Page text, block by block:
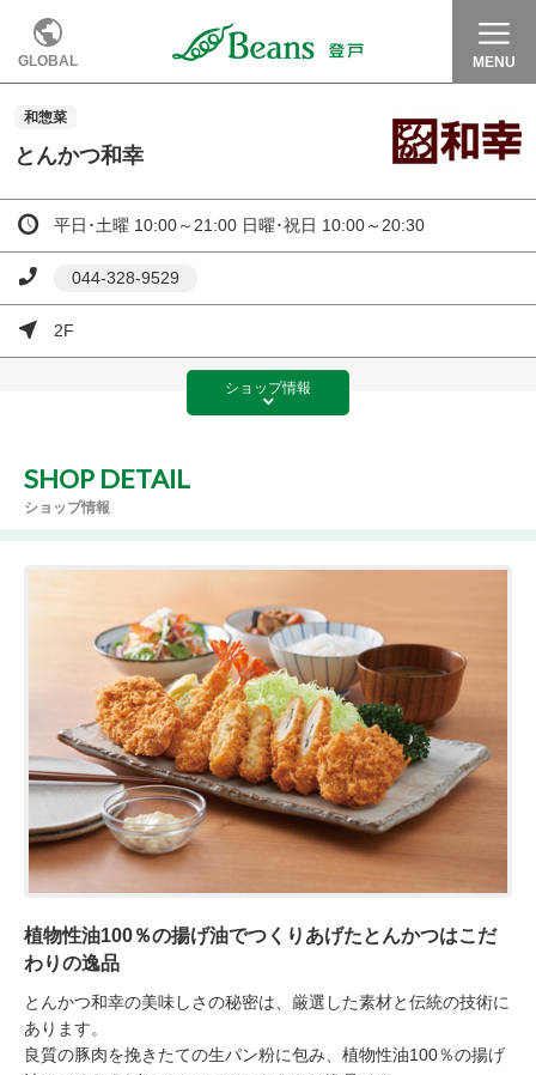
GLOBAL MENU
和惣菜
とんかつ和幸
平日･土曜 10:00～21:00 日曜･祝日 10:00～20:30
044-328-9529
2F
ショップ情報
SHOP DETAIL
ショップ情報
植物性油100％の揚げ油でつくりあげたとんかつはこだ
わりの逸品
とんかつ和幸の美味しさの秘密は、厳選した素材と伝統の技術に
あります。
良質の豚肉を挽きたての生パン粉に包み、植物性油100％の揚げ